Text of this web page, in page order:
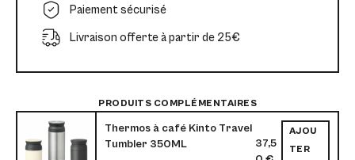
Paiement sécurisé
Livraison offerte à partir de 25€
PRODUITS COMPLÉMENTAIRES
Thermos à café Kinto Travel
Tumbler 350ML
37,5
AJOU
TER